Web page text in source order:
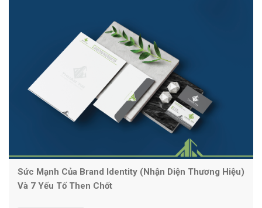
Sức Mạnh Của Brand Identity (Nhận Diện Thương Hiệu)
Và 7 Yếu Tố Then Chốt